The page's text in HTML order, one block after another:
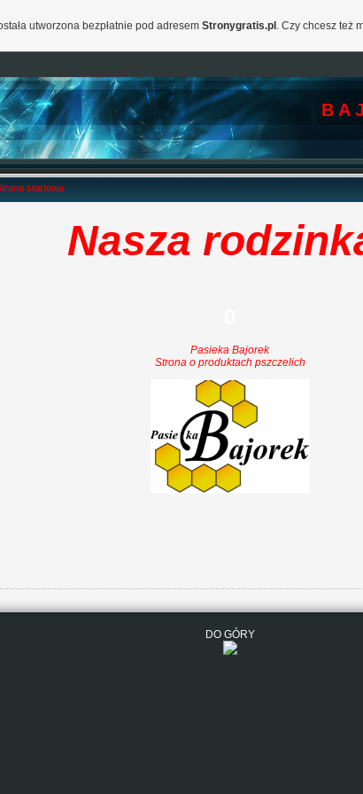
B A
startowa
Nasza
Pasieka Bajorek
Strona o produktach pszczelich
DO GÓRY
utworzona bezpłatnie pod adresem Stronygratis.pl . Czy chcesz też